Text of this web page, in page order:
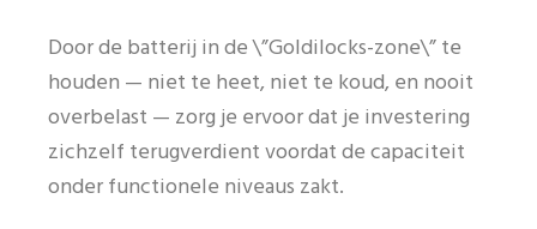
Door de batterij in de \”Goldilocks-zone\” te
houden — niet te heet, niet te koud, en nooit
overbelast — zorg je ervoor dat je investering
zichzelf terugverdient voordat de capaciteit
onder functionele niveaus zakt.